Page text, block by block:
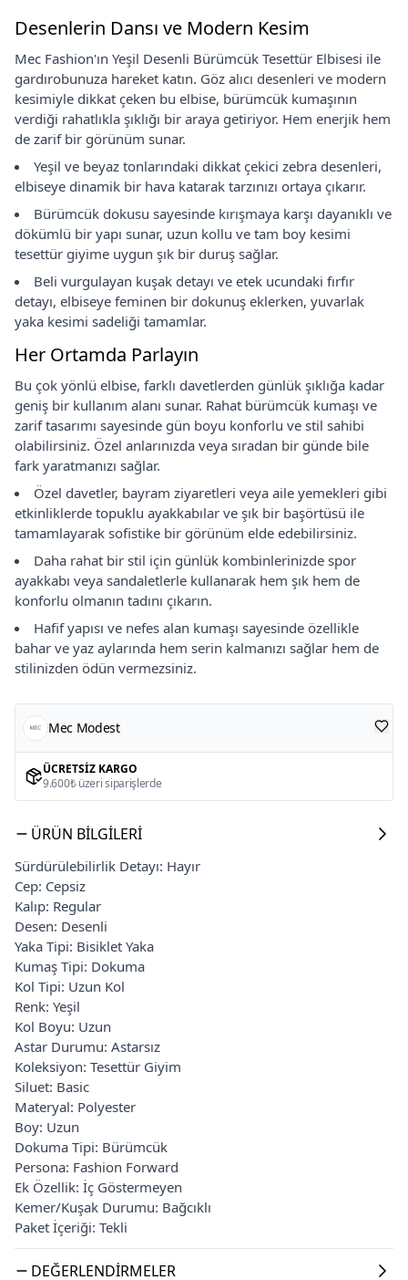
Desenlerin Dansı ve Modern Kesim
Mec Fashion'ın Yeşil Desenli Bürümcük Tesettür Elbisesi ile
gardırobunuza hareket katın. Göz alıcı desenleri ve modern
kesimiyle dikkat çeken bu elbise, bürümcük kumaşının
verdiği rahatlıkla şıklığı bir araya getiriyor. Hem enerjik hem
de zarif bir görünüm sunar.
Yeşil ve beyaz tonlarındaki dikkat çekici zebra desenleri,
elbiseye dinamik bir hava katarak tarzınızı ortaya çıkarır.
Bürümcük dokusu sayesinde kırışmaya karşı dayanıklı ve
dökümlü bir yapı sunar, uzun kollu ve tam boy kesimi
tesettür giyime uygun şık bir duruş sağlar.
Beli vurgulayan kuşak detayı ve etek ucundaki fırfır
detayı, elbiseye feminen bir dokunuş eklerken, yuvarlak
yaka kesimi sadeliği tamamlar.
Her Ortamda Parlayın
Bu çok yönlü elbise, farklı davetlerden günlük şıklığa kadar
geniş bir kullanım alanı sunar. Rahat bürümcük kumaşı ve
zarif tasarımı sayesinde gün boyu konforlu ve stil sahibi
olabilirsiniz. Özel anlarınızda veya sıradan bir günde bile
fark yaratmanızı sağlar.
Özel davetler, bayram ziyaretleri veya aile yemekleri gibi
etkinliklerde topuklu ayakkabılar ve şık bir başörtüsü ile
tamamlayarak sofistike bir görünüm elde edebilirsiniz.
Daha rahat bir stil için günlük kombinlerinizde spor
ayakkabı veya sandaletlerle kullanarak hem şık hem de
konforlu olmanın tadını çıkarın.
Hafif yapısı ve nefes alan kumaşı sayesinde özellikle
bahar ve yaz aylarında hem serin kalmanızı sağlar hem de
stilinizden ödün vermezsiniz.
Mec Modest
ÜCRETSIZ KARGO
9.600₺ üzeri siparişlerde
ÜRÜN BILGILERI
Sürdürülebilirlik Detayı: Hayır
Cep: Cepsiz
Kalıp: Regular
Desen: Desenli
Yaka Tipi: Bisiklet Yaka
Kumaş Tipi: Dokuma
Kol Tipi: Uzun Kol
Renk: Yeşil
Kol Boyu: Uzun
Astar Durumu: Astarsız
Koleksiyon: Tesettür Giyim
Siluet: Basic
Materyal: Polyester
Boy: Uzun
Dokuma Tipi: Bürümcük
Persona: Fashion Forward
Ek Özellik: İç Göstermeyen
Kemer/Kuşak Durumu: Bağcıklı
Paket İçeriği: Tekli
DEĞERLENDIRMELER